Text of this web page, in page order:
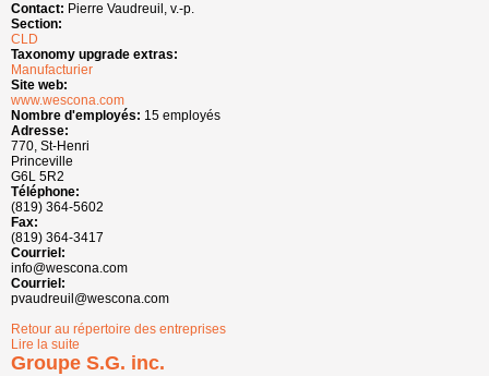
Contact: Pierre Vaudreuil, v.-p.
Section:
CLD
Taxonomy upgrade extras:
Manufacturier
Site web:
www.wescona.com
Nombre d'employés: 15 employés
Adresse:
770, St-Henri
Princeville
G6L 5R2
Téléphone:
(819) 364-5602
Fax:
(819) 364-3417
Courriel:
info@wescona.com
Courriel:
pvaudreuil@wescona.com
Retour au répertoire des entreprises
Lire la suite
Groupe S.G. inc.